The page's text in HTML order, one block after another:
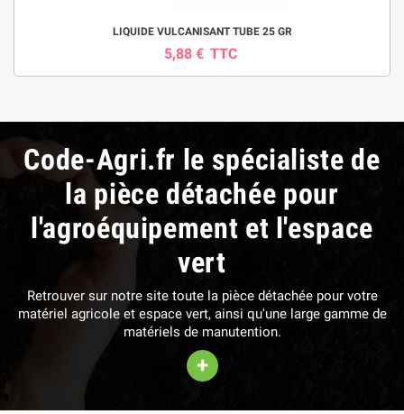
LIQUIDE VULCANISANT TUBE 25 GR
5,88 € TTC
Code-Agri.fr le spécialiste de
la pièce détachée pour
l'agroéquipement et l'espace
vert
Retrouver sur notre site toute la pièce détachée pour votre
matériel agricole et espace vert, ainsi qu'une large gamme de
matériels de manutention.
+